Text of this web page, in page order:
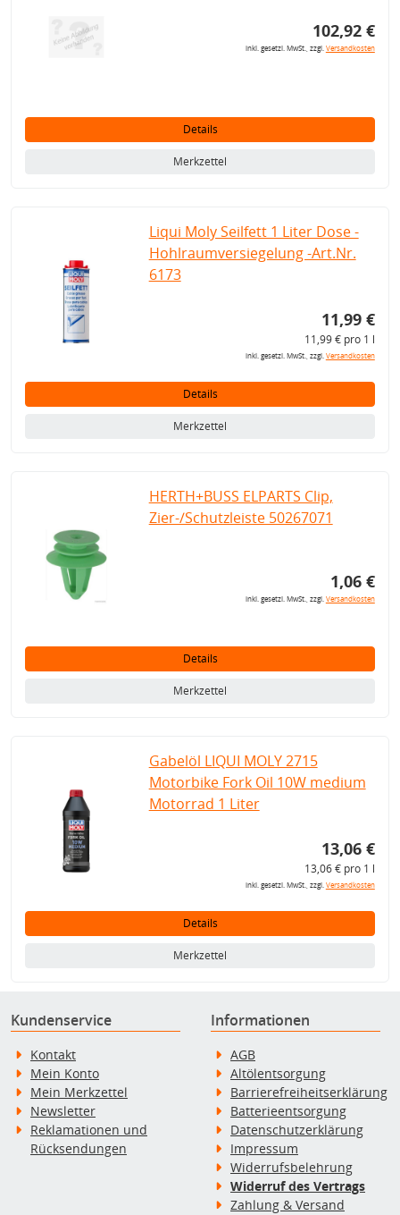
102,92 €
inkl. gesetzl. MwSt., zzgl.Versandkosten
Details
Merkzettel
Liqui Moly Seilfett 1 Liter Dose -
Hohlraumversiegelung -Art.Nr.
6173
11,99 €
11,99 € pro 1 l
inkl. gesetzl. MwSt., zzgl.Versandkosten
Details
Merkzettel
HERTH+BUSS ELPARTS Clip,
Zier-/Schutzleiste 50267071
1,06 €
inkl. gesetzl. MwSt., zzgl.Versandkosten
Details
Merkzettel
Gabelöl LIQUI MOLY 2715
Motorbike Fork Oil 10W medium
Motorrad 1 Liter
13,06 €
13,06 € pro 1 l
inkl. gesetzl. MwSt., zzgl.Versandkosten
Details
Merkzettel
Kundenservice
Kontakt
Mein Konto
Mein Merkzettel
Newsletter
Reklamationen und
Rücksendungen
Informationen
AGB
Altölentsorgung
Barrierefreiheitserklärung
Batterieentsorgung
Datenschutzerklärung
Impressum
Widerrufsbelehrung
Widerruf des Vertrags
Zahlung & Versand